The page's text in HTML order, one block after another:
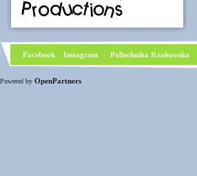
Facebook Instagram Poliechnika Krakowska
Powered by OpenPartners